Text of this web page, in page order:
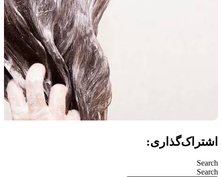
اشتراک‌گذاری:
Search
Search